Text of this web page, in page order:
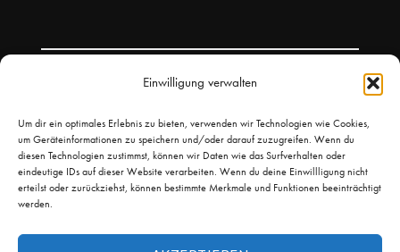
Einwilligung verwalten
Um dir ein optimales Erlebnis zu bieten, verwenden wir Technologien wie Cookies,
um Geräteinformationen zu speichern und/oder darauf zuzugreifen. Wenn du
diesen Technologien zustimmst, können wir Daten wie das Surfverhalten oder
eindeutige IDs auf dieser Website verarbeiten. Wenn du deine Einwillligung nicht
erteilst oder zurückziehst, können bestimmte Merkmale und Funktionen beeinträchtigt
werden.